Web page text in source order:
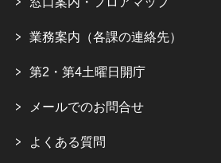
業務案内（各課の連絡先）
第2・第4土曜日開庁
メールでのお問合せ
よくある質問